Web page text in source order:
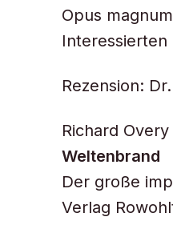
Opus
Interessierten
Rezension:
Richard Overy
Weltenbrand
Der große
Verlag